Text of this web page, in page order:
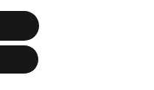
mediķi trenēsies